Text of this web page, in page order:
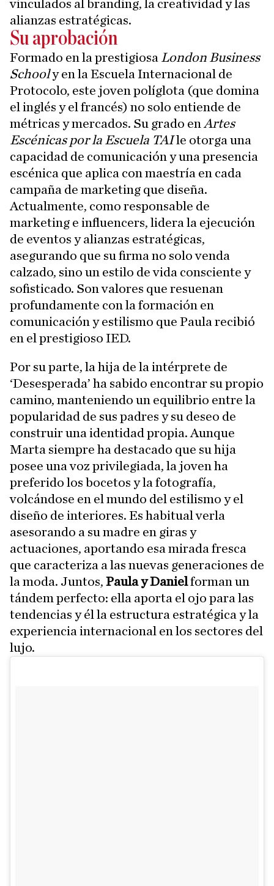
vinculados al branding, la creatividad y las
alianzas estratégicas.
Su aprobación
Formado en la prestigiosa London Business
Schooly en la Escuela Internacional de
Protocolo, este joven políglota (que domina
el inglés y el francés) no solo entiende de
métricas y mercados. Su grado en Artes
Escénicas por la Escuela TAIle otorga una
capacidad de comunicación y una presencia
escénica que aplica con maestría en cada
campaña de marketing que diseña.
Actualmente, como responsable de
marketing e influencers, lidera la ejecución
de eventos y alianzas estratégicas,
asegurando que su firma no solo venda
calzado, sino un estilo de vida consciente y
sofisticado. Son valores que resuenan
profundamente con la formación en
comunicación y estilismo que Paula recibió
en el prestigioso IED.
Por su parte, la hija de la intérprete de
‘Desesperada’ ha sabido encontrar su propio
camino, manteniendo un equilibrio entre la
popularidad de sus padres y su deseo de
construir una identidad propia. Aunque
Marta siempre ha destacado que su hija
posee una voz privilegiada, la joven ha
preferido los bocetos y la fotografía,
volcándose en el mundo del estilismo y el
diseño de interiores. Es habitual verla
asesorando a su madre en giras y
actuaciones, aportando esa mirada fresca
que caracteriza a las nuevas generaciones de
la moda. Juntos, Paula y Danielforman un
tándem perfecto: ella aporta el ojo para las
tendencias y él la estructura estratégica y la
experiencia internacional en los sectores del
lujo.